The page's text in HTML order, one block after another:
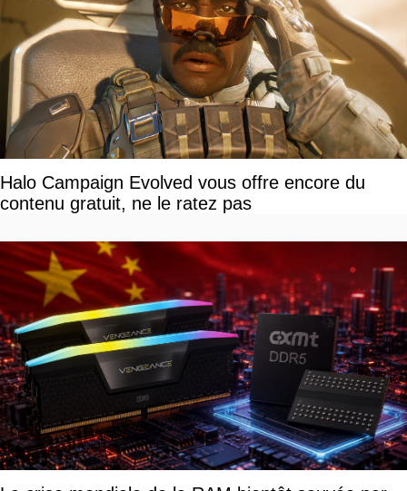
Halo Campaign Evolved vous offre encore du
contenu gratuit, ne le ratez pas